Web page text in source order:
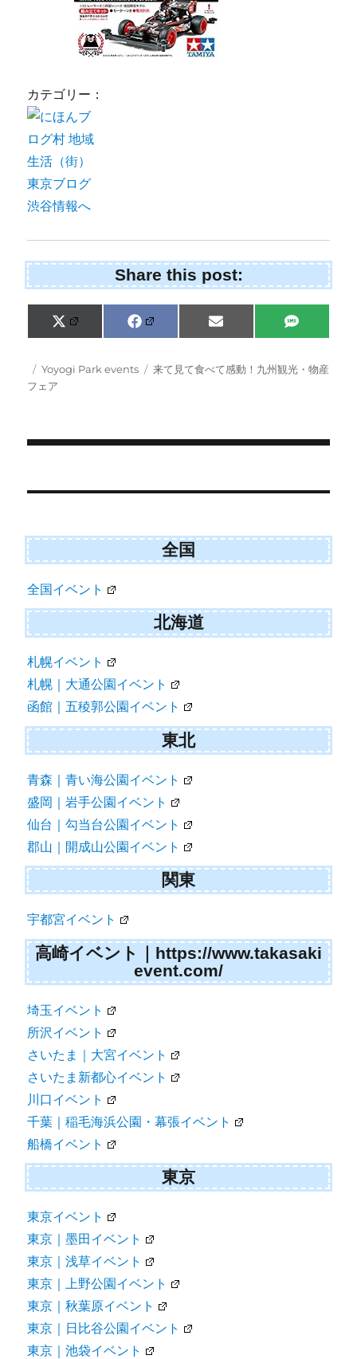
カテゴリー：
Share this post:
Share
on
X
(
w
i
)
Share
on
F
a
e
b
Share
on
E
m
i
l
Share
on
S
M
Posted
on
Categories
Yoyogi Park events Tags
来て見て食べて感動！九州観光・物産
フェア
navigation
全国
全国イベント
北海道
札幌イベント
札幌｜大通公園イベント
函館｜五稜郭公園イベント
東北
青森｜青い海公園イベント
盛岡｜岩手公園イベント
仙台｜勾当台公園イベント
郡山｜開成山公園イベント
関東
宇都宮イベント
高崎イベント｜https://www.takasaki
event.com/
埼玉イベント
所沢イベント
さいたま｜大宮イベント
さいたま新都心イベント
川口イベント
千葉｜稲毛海浜公園・幕張イベント
船橋イベント
東京
東京イベント
東京｜墨田イベント
東京｜浅草イベント
東京｜上野公園イベント
東京｜秋葉原イベント
東京｜日比谷公園イベント
東京｜池袋イベント